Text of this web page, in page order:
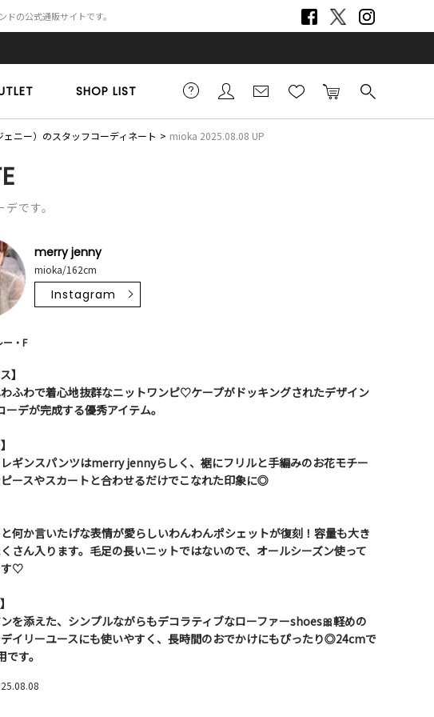
ドの公式通販サイトです。
SHOP LIST
ニー）のスタッフコーディネート mioka 2025.08.08 UP
です。
merry jenny
mioka/162cm
Instagram
ー・F
】
ふわで着心地抜群なニットワンピ♡ケープがドッキングされたデザイン
ーデが完成する優秀アイテム。
レギンスパンツはmerry jennyらしく、裾にフリルと手編みのお花モチー
ースやスカートと合わせるだけでこなれた印象に◎
何か言いたげな表情が愛らしいわんわんポシェットが復刻！容量も大き
さん入ります。毛足の長いニットではないので、オールシーズン使って
す♡
を添えた、シンプルながらもデコラティブなローファーshoes🎀軽めの
イリーユースにも使いやすく、長時間のおでかけにもぴったり◎24cmで
す。